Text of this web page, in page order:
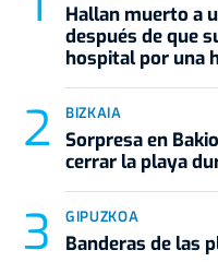
Hallan muerto a
después de que
hospital por una
BIZKAIA
Sorpresa en
cerrar la playa
GIPUZKOA
Banderas de las